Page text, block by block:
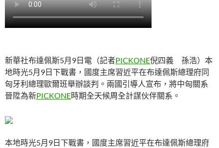
新華社布達佩斯5月9日電（記者PICKONE倪四義 孫浩）本
地時光5月9日下戰書，國度主席習近平在布達佩斯總理府同
匈牙利總理歐爾班舉辦談判。兩國引導人宣布，將中匈關系
晉陞為新PICKONE時期全天候周全計謀伙伴關系。
本地時光5月9日下戰書，國度主席習近平在布達佩斯總理府